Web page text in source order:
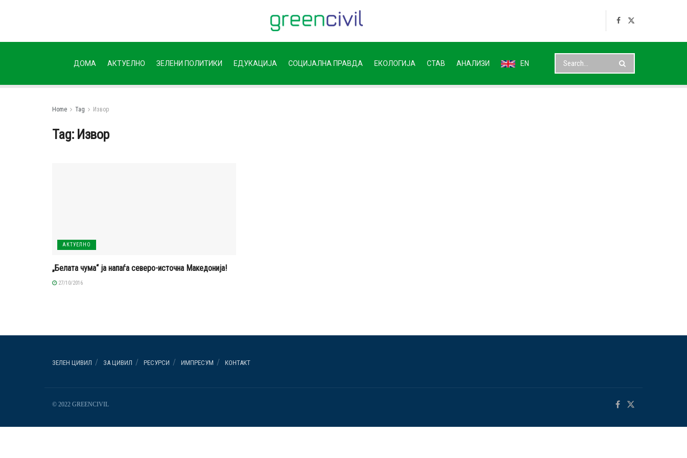
ДОМА АКТУЕЛНО ЗЕЛЕНИ ПОЛИТИКИ ЕДУКАЦИЈА СОЦИЈАЛНА ПРАВДА ЕКОЛОГИЈА СТАВ АНАЛИЗИ EN
Home Tag Извор
Tag: Извор
АКТУЕЛНО
„Белата чума“ ја напаѓа северо-источна Македонија!
27/10/2016
ЗЕЛЕН ЦИВИЛ ЗА ЦИВИЛ РЕСУРСИ ИМПРЕСУМ КОНТАКТ
© 2022 GREENCIVIL